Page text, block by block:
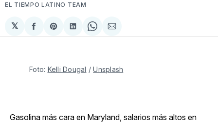
EL TIEMPO LATINO TEAM
𝕏
Compartir
en
Share
on
Compartir
en
Share
on
Compartir
via
Foto: Kelli Dougal / Unsplash
Gasolina más cara en Maryland, salarios más altos en